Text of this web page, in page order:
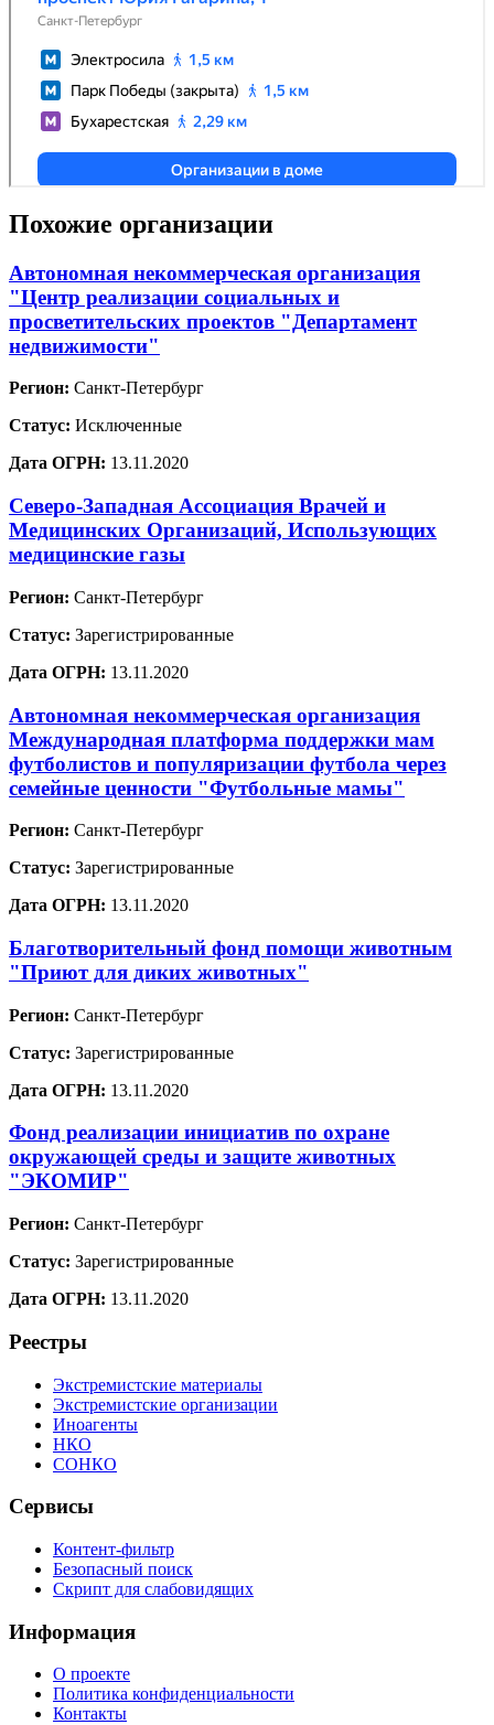
Похожие организации
Автономная некоммерческая организация
"Центр реализации социальных и
просветительских проектов "Департамент
недвижимости"
Регион: Санкт-Петербург
Статус: Исключенные
Дата ОГРН: 13.11.2020
Северо-Западная Ассоциация Врачей и
Медицинских Организаций, Использующих
медицинские газы
Регион: Санкт-Петербург
Статус: Зарегистрированные
Дата ОГРН: 13.11.2020
Автономная некоммерческая организация
Международная платформа поддержки мам
футболистов и популяризации футбола через
семейные ценности "Футбольные мамы"
Регион: Санкт-Петербург
Статус: Зарегистрированные
Дата ОГРН: 13.11.2020
Благотворительный фонд помощи животным
"Приют для диких животных"
Регион: Санкт-Петербург
Статус: Зарегистрированные
Дата ОГРН: 13.11.2020
Фонд реализации инициатив по охране
окружающей среды и защите животных
"ЭКОМИР"
Регион: Санкт-Петербург
Статус: Зарегистрированные
Дата ОГРН: 13.11.2020
Реестры
Экстремистские материалы
Экстремистские организации
Иноагенты
НКО
СОНКО
Сервисы
Контент-фильтр
Безопасный поиск
Скрипт для слабовидящих
Информация
О проекте
Политика конфиденциальности
Контакты